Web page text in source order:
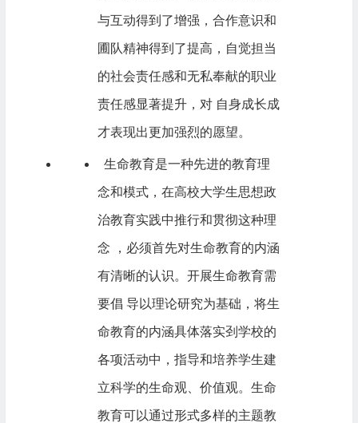
与互动得到了增强，合作意识和
圃队精神得到了提高，自觉担当
的社会责任感和无私奉献的职业
责任感显著提升，对 自身成长成
才表现出更加强烈的愿望。
生命教育是一种先进的教育理
念和模式，在高校大学生思想政
治教育实践中推行和贯彻这种理
念 ，必须首先对生命教育的内涵
有清晰的认识。开展生命教育需
要倡 导以理论研究为基础，将生
命教育的内涵具体落实刭学校的
各项活动中，指导和培养学生建
立科学的生命观、价值观。生命
教育可以通过形式多样的主题教